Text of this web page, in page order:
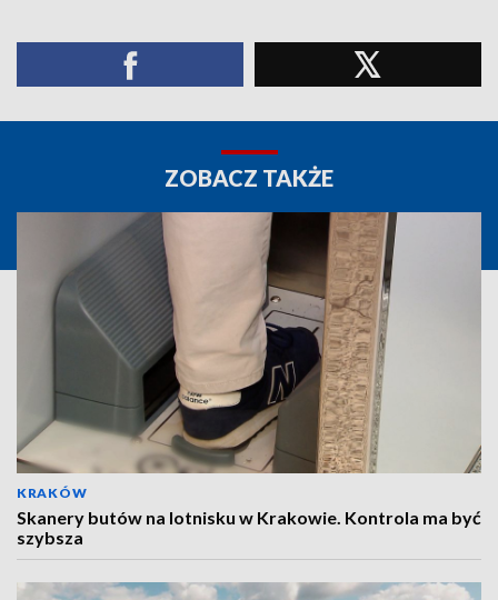
ZOBACZ TAKŻE
KRAKÓW
Skanery butów na lotnisku w Krakowie. Kontrola ma być
szybsza